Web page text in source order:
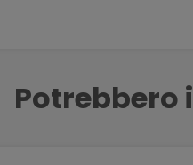
Potrebbero